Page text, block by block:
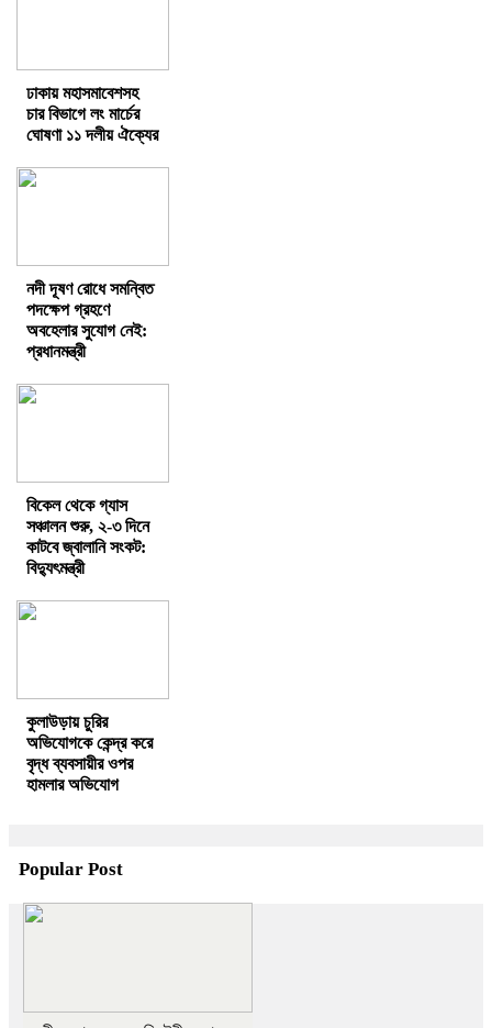
ঢাকায় মহাসমাবেশসহ
চার বিভাগে লং মার্চের
ঘোষণা ১১ দলীয় ঐক্যের
নদী দূষণ রোধে সমন্বিত
পদক্ষেপ গ্রহণে
অবহেলার সুযোগ নেই:
প্রধানমন্ত্রী
বিকেল থেকে গ্যাস
সঞ্চালন শুরু, ২-৩ দিনে
কাটবে জ্বালানি সংকট:
বিদ্যুৎমন্ত্রী
কুলাউড়ায় চুরির
অভিযোগকে কেন্দ্র করে
বৃদ্ধ ব্যবসায়ীর ওপর
হামলার অভিযোগ
Popular Post